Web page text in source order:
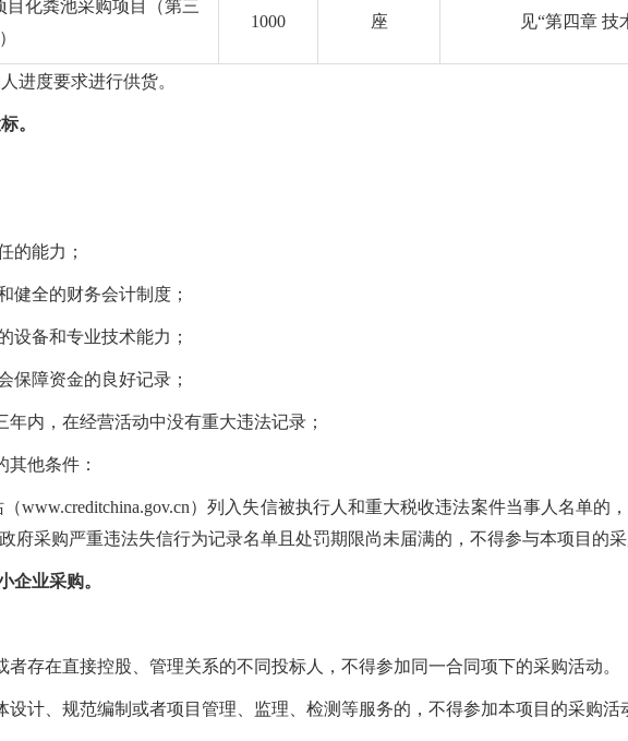
化粪池采购项目（第三
1000 座 见“第四章 技
进度要求进行供货。
。
的能力；
健全的财务会计制度；
设备和专业技术能力；
保障资金的良好记录；
年内，在经营活动中没有重大违法记录；
其他条件：
（www.creditchina.gov.cn）列入失信被执行人和重大税收违法案件当事人名单的
府采购严重违法失信行为记录名单且处罚期限尚未届满的，不得参与本项目的采
企业采购。
者存在直接控股、管理关系的不同投标人，不得参加同一合同项下的采购活动。
设计、规范编制或者项目管理、监理、检测等服务的，不得参加本项目的采购活